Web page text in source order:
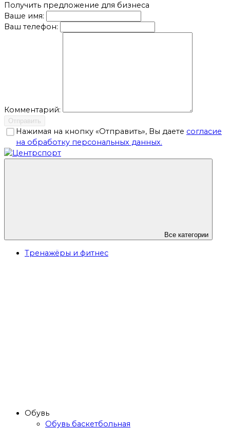
Получить предложение для бизнеса
Ваше имя:
Ваш телефон:
Комментарий:
Отправить
Нажимая на кнопку «Отправить», Вы даете согласие
на обработку персональных данных.
Все категории
Тренажёры и фитнес
Обувь
Обувь баскетбольная